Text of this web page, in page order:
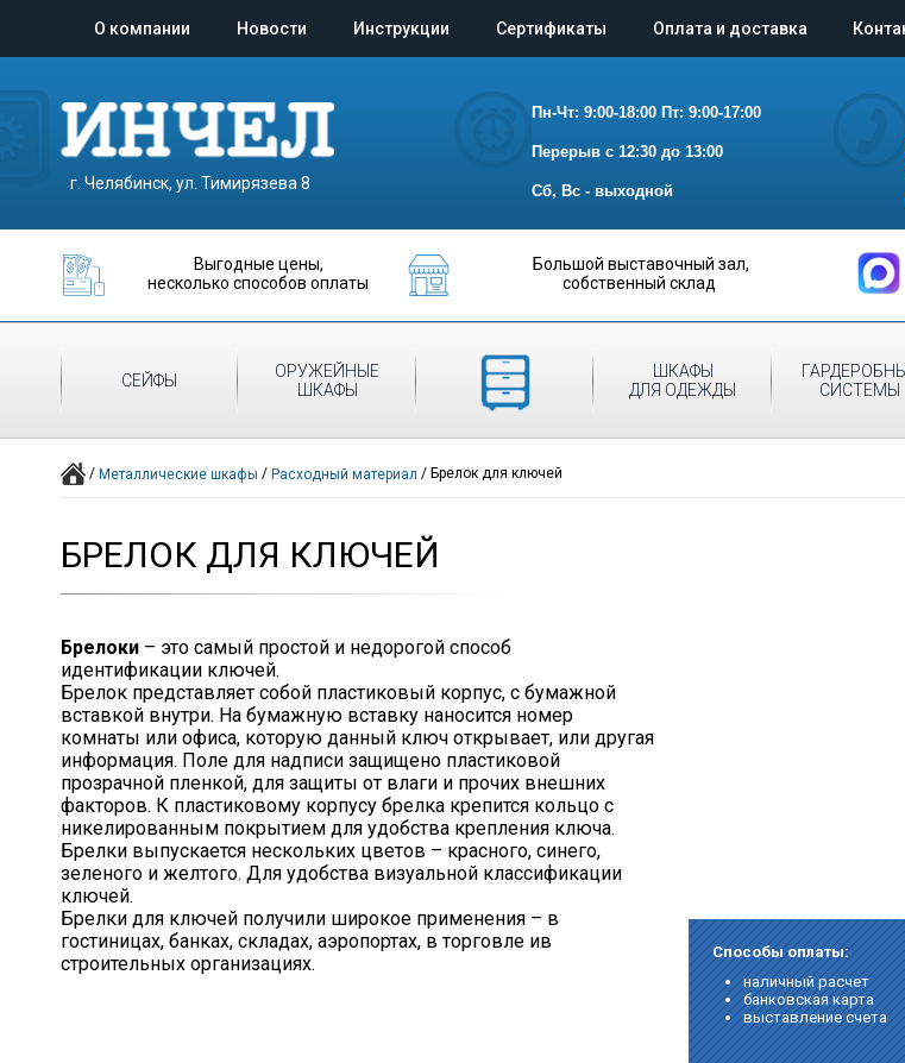
О компании Новости Инструкции Сертификаты Оплата и доставка
г. Челябинск, ул. Тимирязева 8
Пн-Чт: 9:00-18:00 Пт: 9:00-17:00
Перерыв с 12:30 до 13:00
Сб, Вс - выходной
Выгодные цены,
несколько способов оплаты
Большой выставочный зал,
собственный склад
СЕЙФЫ
ОРУЖЕЙНЫЕ
ШКАФЫ
МЕТАЛЛИЧЕСКИЕ
ШКАФЫ
ШКАФЫ
ДЛЯ ОДЕЖДЫ
СИСТЕМЫ
/Металлические шкафы /Расходный материал /Брелок для ключей
БРЕЛОК ДЛЯ КЛЮЧЕЙ
Брелоки – это самый простой и недорогой способ
идентификации ключей.
Брелок представляет собой пластиковый корпус, с бумажной
вставкой внутри. На бумажную вставку наносится номер
комнаты или офиса, которую данный ключ открывает, или другая
информация. Поле для надписи защищено пластиковой
прозрачной пленкой, для защиты от влаги и прочих внешних
факторов. К пластиковому корпусу брелка крепится кольцо с
никелированным покрытием для удобства крепления ключа.
Брелки выпускается нескольких цветов – красного, синего,
зеленого и желтого. Для удобства визуальной классификации
ключей.
Брелки для ключей получили широкое применения – в
гостиницах, банках, складах, аэропортах, в торговле ив
строительных организациях.
Способы оплаты:
наличный расчет
банковская карта
выставление счета